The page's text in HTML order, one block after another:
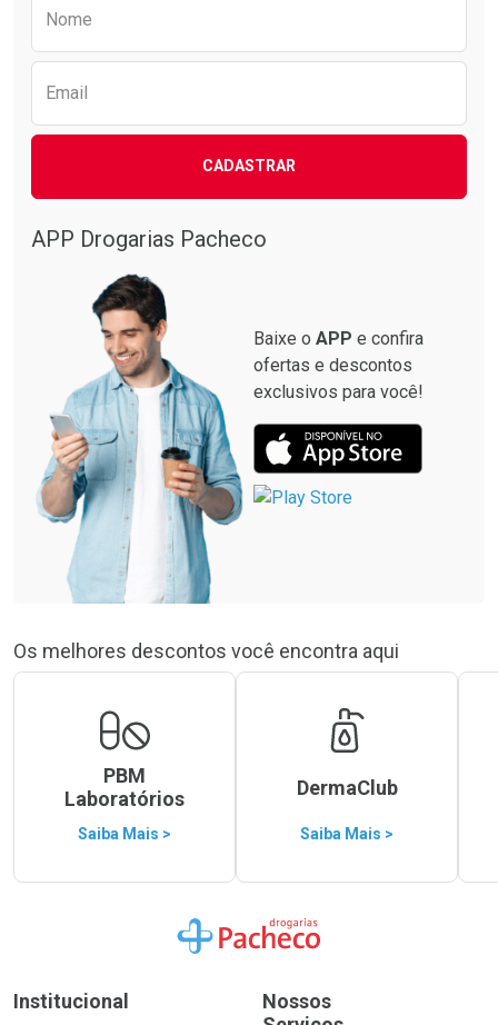
Nome
Email
CADASTRAR
APP Drogarias Pacheco
Baixe o APP e confira
ofertas e descontos
exclusivos para você!
Os melhores descontos você encontra aqui
PBM
Laboratórios
Saiba Mais >
DermaClub
Saiba Mais >
Ir para a Home
Institucional
Nossos